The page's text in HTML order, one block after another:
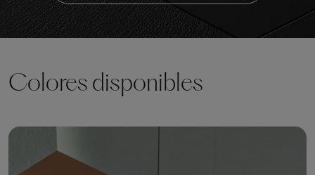
Colores disponibles